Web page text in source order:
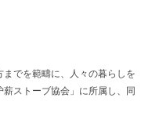
でを範疇に、人々の暮らしを
ストーブ協会」に所属し、同